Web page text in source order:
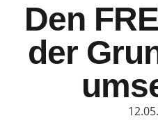
Den
der